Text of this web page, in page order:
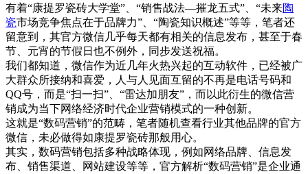
有着“康提罗瓷砖大学堂”、“销售战法—摧龙五式”、“未来陶
瓷市场竞争焦点在于品牌力”、“陶瓷知识概述”等等，笔者还
留意到，其官方微信几乎每天都有相关的信息发布，甚至于春
节、元宵的节假日也不例外，同步发送祝福。
我们都知道，微信作为近几年火热兴起的互动软件，已经被广
大群众所接纳和喜爱，人与人见面互留的不再是电话号码和
QQ号，而是“扫一扫”、“雷达加朋友”，而以此衍生的微信营
销成为当下网络经济时代企业营销模式的一种创新。
这就是“数码营销”的范畴，笔者随机查看行业其他品牌的官方
微信，未必做得如康提罗瓷砖那般用心。
其实，数码营销包括多种战略体现，例如网络品牌、信息发
布、销售渠道、网站建设等等，官方解析“数码营销”是企业通